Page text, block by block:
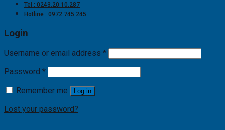
Tel : 0243.20.10.287
Hotline : 0972.745.245
Login
Username or email address *
Password *
Remember me
Log in
Lost your password?